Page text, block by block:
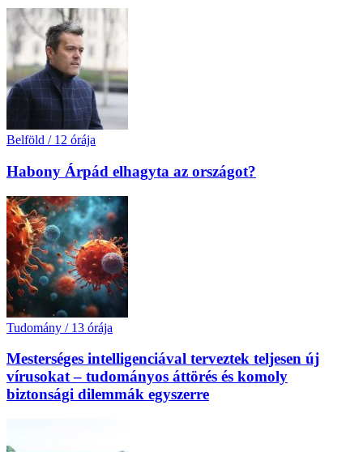
Belföld / 12 órája
Habony Árpád elhagyta az országot?
Tudomány / 13 órája
Mesterséges intelligenciával terveztek teljesen új
vírusokat – tudományos áttörés és komoly
biztonsági dilemmák egyszerre